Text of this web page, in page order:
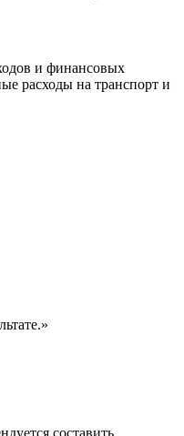
и финансовых
расходы на транспорт и